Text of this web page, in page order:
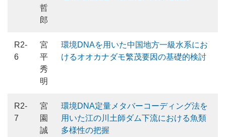
哲
郎
R2-
6
宮
平
秀
明
環境DNAを用いた中国地方一級水系にお
けるオオカナダモ繁茂要因の基礎的検討
R2-
7
宮
園
誠
環境DNA定量メタバーコーディング法を
用いた江の川土師ダム下流における魚類
多様性の把握